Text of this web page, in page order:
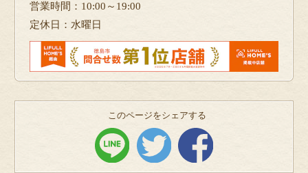
営業時間：10:00～19:00
定休日：水曜日
このページをシェアする